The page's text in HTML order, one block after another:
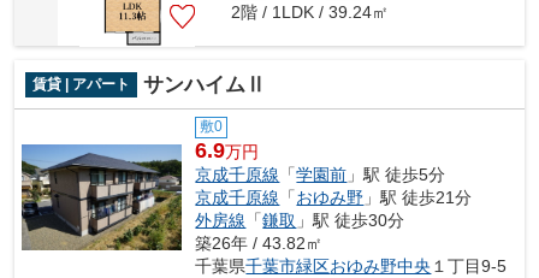
2階 / 1LDK / 39.24㎡
賃貸 | アパート サンハイムⅡ
敷0
6.9万円
京成千原線 「学園前 」駅 徒歩5分
京成千原線 「おゆみ野 」駅 徒歩21分
外房線 「鎌取 」駅 徒歩30分
築26年 / 43.82㎡
千葉県千葉市緑区おゆみ野中央 １丁目9-5